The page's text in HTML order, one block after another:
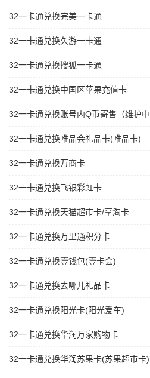
32一卡通兑换完美一卡通
32一卡通兑换久游一卡通
32一卡通兑换搜狐一卡通
32一卡通兑换中国区苹果充值卡
32一卡通兑换账号内Q币寄售（维护中
32一卡通兑换唯品会礼品卡(唯品卡)
32一卡通兑换万商卡
32一卡通兑换飞银彩虹卡
32一卡通兑换天猫超市卡/享淘卡
32一卡通兑换万里通积分卡
32一卡通兑换壹钱包(壹卡会)
32一卡通兑换去哪儿礼品卡
32一卡通兑换阳光卡(阳光爱车)
32一卡通兑换华润万家购物卡
32一卡通兑换华润苏果卡(苏果超市卡)